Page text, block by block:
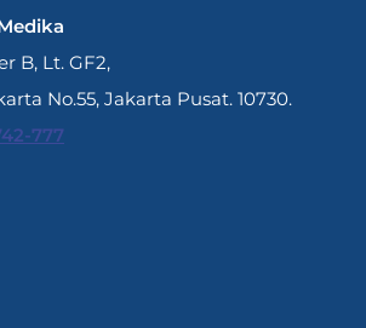
B, Lt. GF2,
No.55, Jakarta Pusat. 10730.
777